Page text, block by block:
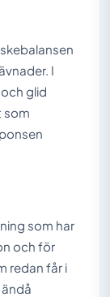
I
glid
som
som har
och för
redan får i